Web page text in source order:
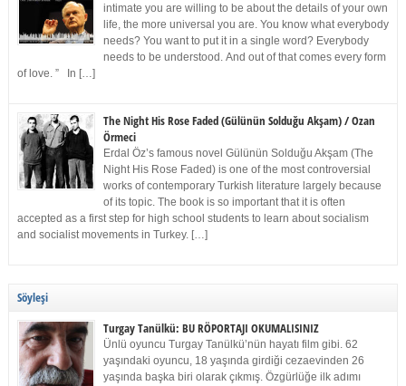
intimate you are willing to be about the details of your own
life, the more universal you are. You know what everybody
needs? You want to put it in a single word? Everybody
needs to be understood. And out of that comes every form
of love. ” In […]
The Night His Rose Faded (Gülünün Solduğu Akşam) / Ozan
Örmeci
Erdal Öz’s famous novel Gülünün Solduğu Akşam (The
Night His Rose Faded) is one of the most controversial
works of contemporary Turkish literature largely because
of its topic. The book is so important that it is often
accepted as a first step for high school students to learn about socialism
and socialist movements in Turkey. […]
Söyleşi
Turgay Tanülkü: BU RÖPORTAJI OKUMALISINIZ
Ünlü oyuncu Turgay Tanülkü’nün hayatı film gibi. 62
yaşındaki oyuncu, 18 yaşında girdiği cezaevinden 26
yaşında başka biri olarak çıkmış. Özgürlüğe ilk adımı